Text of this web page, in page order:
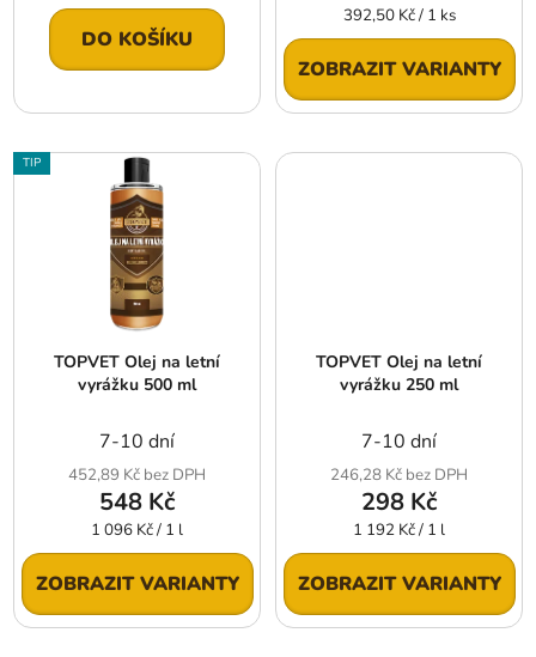
cena:
DO KOŠÍKU
Měrná
cena:
392,50 Kč / 1 ks
ZOBRAZIT VARIANTY
TIP
TOPVET Olej na letní
vyrážku 500 ml
7-10 dní
452,89 Kč bez DPH
548 Kč
Měrná
cena:
1 096 Kč / 1 l
ZOBRAZIT VARIANTY
TOPVET Olej na letní
vyrážku 250 ml
7-10 dní
246,28 Kč bez DPH
298 Kč
Měrná
cena:
1 192 Kč / 1 l
ZOBRAZIT VARIANTY